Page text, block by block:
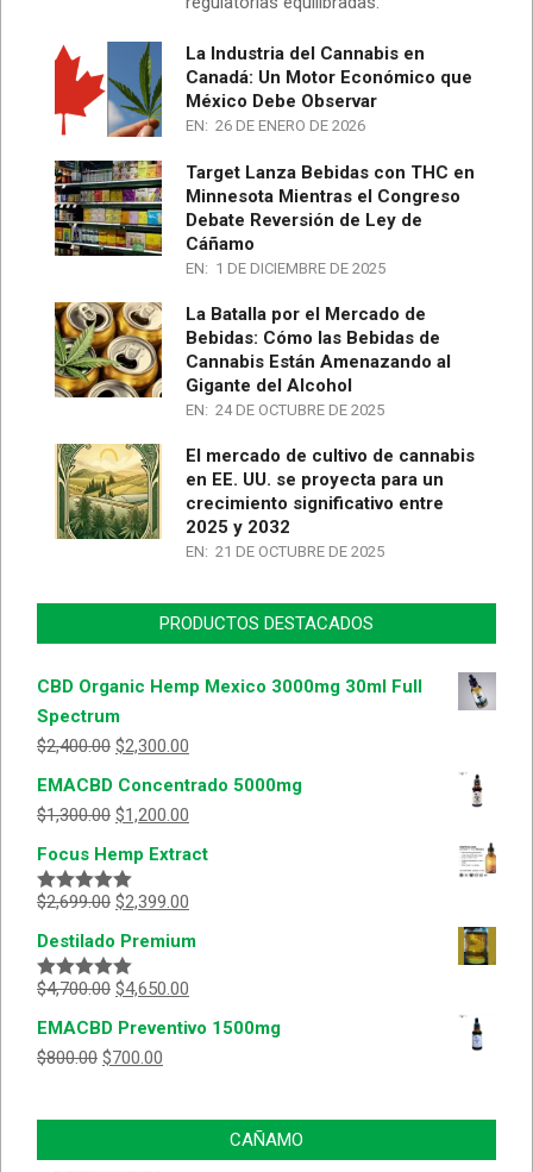
La Industria del Cannabis en
Canadá: Un Motor Económico que
México Debe Observar
EN: 26 DE ENERO DE 2026
Target Lanza Bebidas con THC en
Minnesota Mientras el Congreso
Debate Reversión de Ley de
Cáñamo
EN: 1 DE DICIEMBRE DE 2025
La Batalla por el Mercado de
Bebidas: Cómo las Bebidas de
Cannabis Están Amenazando al
Gigante del Alcohol
EN: 24 DE OCTUBRE DE 2025
El mercado de cultivo de cannabis
en EE. UU. se proyecta para un
crecimiento significativo entre
2025 y 2032
EN: 21 DE OCTUBRE DE 2025
PRODUCTOS DESTACADOS
CBD Organic Hemp Mexico 3000mg 30ml Full
Spectrum
$2,400.00 $2,300.00
EMACBD Concentrado 5000mg
$1,300.00 $1,200.00
Focus Hemp Extract
Valorado
5
$2,699.00 $2,399.00
Destilado Premium
Valorado
5
$4,700.00 $4,650.00
EMACBD Preventivo 1500mg
$800.00 $700.00
CAÑAMO